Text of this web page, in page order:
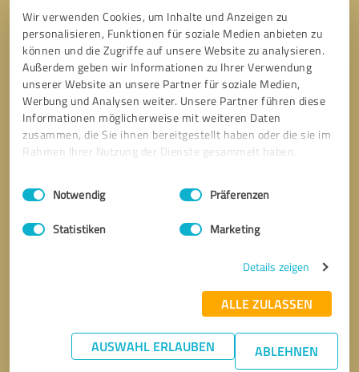
Wir verwenden Cookies, um Inhalte und Anzeigen zu
personalisieren, Funktionen für soziale Medien anbieten zu
können und die Zugriffe auf unsere Website zu analysieren.
Außerdem geben wir Informationen zu Ihrer Verwendung
unserer Website an unsere Partner für soziale Medien,
Werbung und Analysen weiter. Unsere Partner führen diese
Informationen möglicherweise mit weiteren Daten
zusammen, die Sie ihnen bereitgestellt haben oder die sie im
Rahmen Ihrer Nutzung der Dienste gesammelt haben.
Impressum Datenschutzbestimmungen
Einwilligungsauswahl
Notwendig Präferenzen
Statistiken Marketing
Details zeigen
ALLE ZULASSEN
AUSWAHL ERLAUBEN ABLEHNEN
* Erforderliche Angaben
Nachricht senden